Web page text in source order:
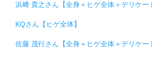
浜﨑 貴之さん【全身＋ヒゲ全体＋デリケー
KQさん【ヒゲ全体】
佐藤 茂行さん【全身＋ヒゲ全体＋デリケー